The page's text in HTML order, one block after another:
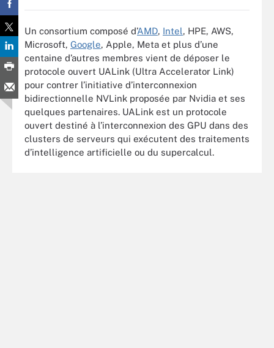
Un consortium composé d’AMD, Intel, HPE, AWS,
Microsoft, Google, Apple, Meta et plus d’une
centaine d’autres membres vient de déposer le
protocole ouvert UALink (Ultra Accelerator Link)
pour contrer l’initiative d’interconnexion
bidirectionnelle NVLink proposée par Nvidia et ses
quelques partenaires. UALink est un protocole
ouvert destiné à l’interconnexion des GPU dans des
clusters de serveurs qui exécutent des traitements
d’intelligence artificielle ou du supercalcul.